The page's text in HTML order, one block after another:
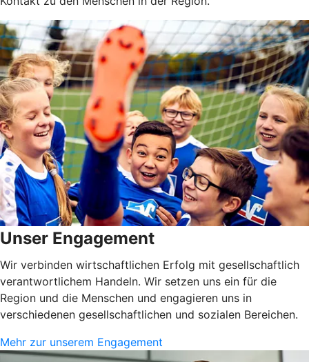
Unser Engagement
Wir verbinden wirtschaftlichen Erfolg mit gesellschaftlich
verantwortlichem Handeln. Wir setzen uns ein für die
Region und die Menschen und engagieren uns in
verschiedenen gesellschaftlichen und sozialen Bereichen.
Mehr zur unserem Engagement